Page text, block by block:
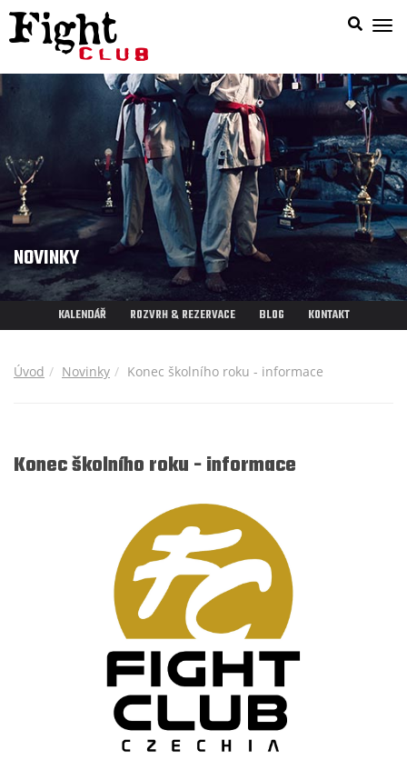
NOVINKY
KALENDÁŘ ROZVRH & REZERVACE BLOG KONTAKT
Úvod Novinky Konec školního roku - informace
Konec školního roku - informace